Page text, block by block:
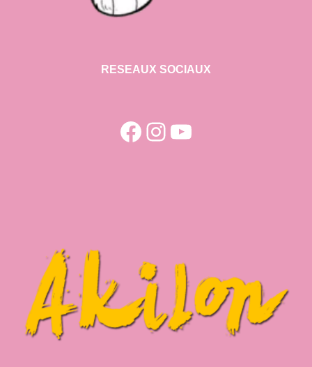
RESEAUX SOCIAUX
Facebook
Instagram
YouTube